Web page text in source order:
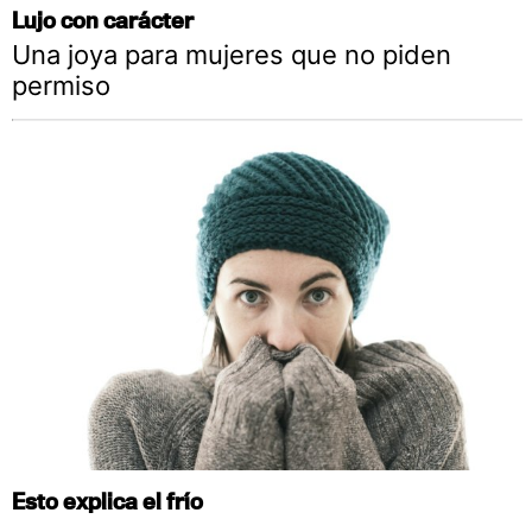
Lujo con carácter
Una joya para mujeres que no piden
permiso
Esto explica el frío